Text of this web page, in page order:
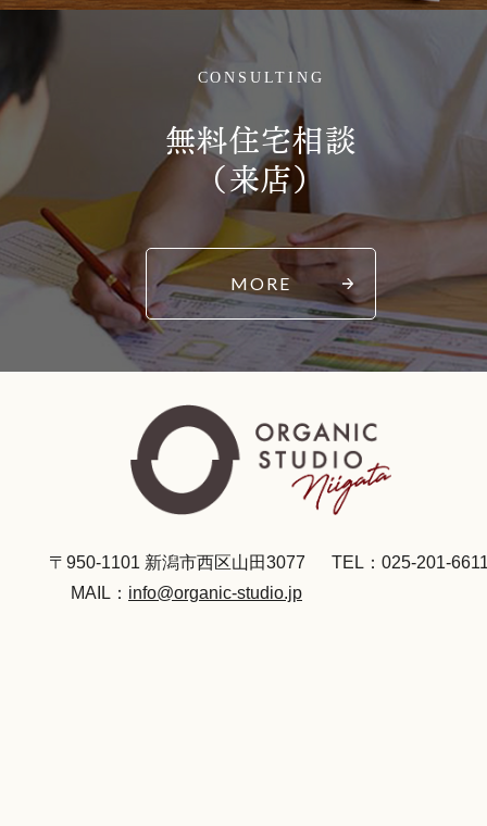
CONSULTING
無料住宅相談
（来店）
MORE
〒950-1101 新潟市西区山田3077
TEL：025-201-
MAIL： info@organic-studio.jp